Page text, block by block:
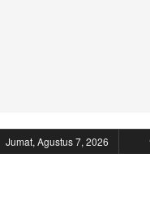
Jumat, Agustus 7, 2026